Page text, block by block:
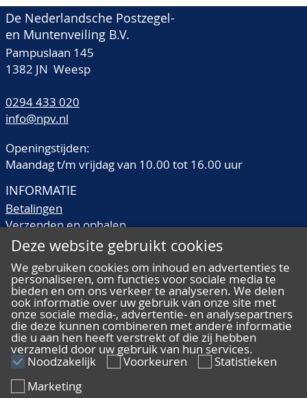
De Nederlandsche Postzegel-
en Muntenveiling B.V.
Pampuslaan 145
1382 JN Weesp
0294 433 020
info@npv.nl
Openingstijden:
Maandag t/m vrijdag van 10.00 tot 16.00 uur
INFORMATIE
Betalingen
Verzenden en ophalen
Veilingtermen
Kwaliteitsomschrijvingen
Veelgestelde vragen
ALGEMEEN
Algemene voorwaarden
Deze website gebruikt cookies
We gebruiken cookies om inhoud en advertenties te
personaliseren, om functies voor sociale media te
bieden en om ons verkeer te analyseren. We delen
ook informatie over uw gebruik van onze site met
onze sociale media-, advertentie- en analysepartners
die deze kunnen combineren met andere informatie
die u aan hen heeft verstrekt of die zij hebben
verzameld door uw gebruik van hun services.
Noodzakelijk Voorkeuren
Statistieken
Marketing